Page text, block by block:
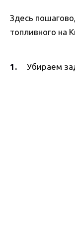
Здесь
топливного на
Убираем